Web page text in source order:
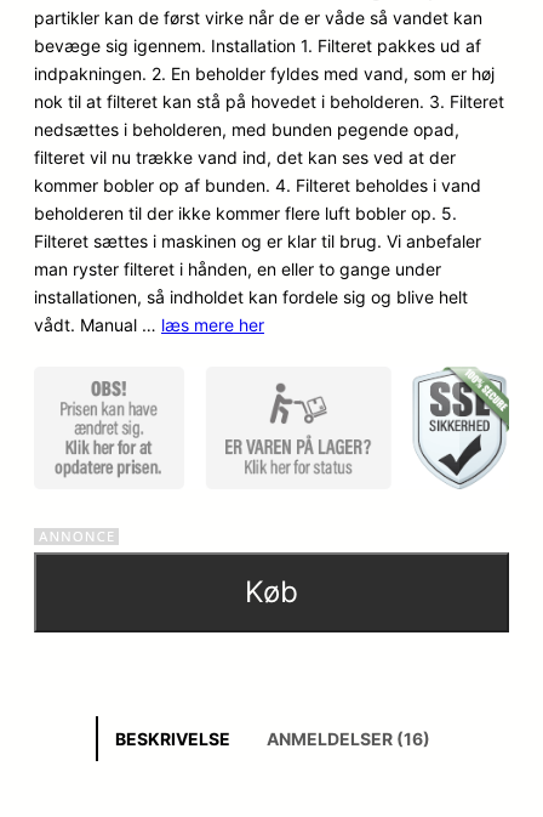
partikler kan de først virke når de er våde så vandet kan
bevæge sig igennem. Installation 1. Filteret pakkes ud af
indpakningen. 2. En beholder fyldes med vand, som er høj
nok til at filteret kan stå på hovedet i beholderen. 3. Filteret
nedsættes i beholderen, med bunden pegende opad,
filteret vil nu trække vand ind, det kan ses ved at der
kommer bobler op af bunden. 4. Filteret beholdes i vand
beholderen til der ikke kommer flere luft bobler op. 5.
Filteret sættes i maskinen og er klar til brug. Vi anbefaler
man ryster filteret i hånden, en eller to gange under
installationen, så indholdet kan fordele sig og blive helt
vådt. Manual … læs mere her
Køb
BESKRIVELSE ANMELDELSER (16)